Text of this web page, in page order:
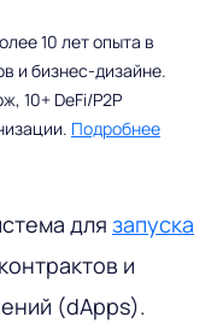
10 лет опыта в
и бизнес-дизайне.
10+ DeFi/P2P
Подробнее
для запуска
и
(dApps).